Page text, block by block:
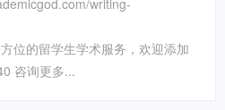
writing-
位的留学生学术服务，欢迎添加
咨询更多...